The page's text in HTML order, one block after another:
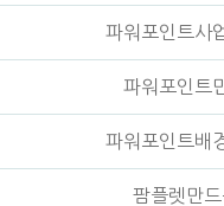
파워포인트사
파워포인트
파워포인트배
팜플렛만